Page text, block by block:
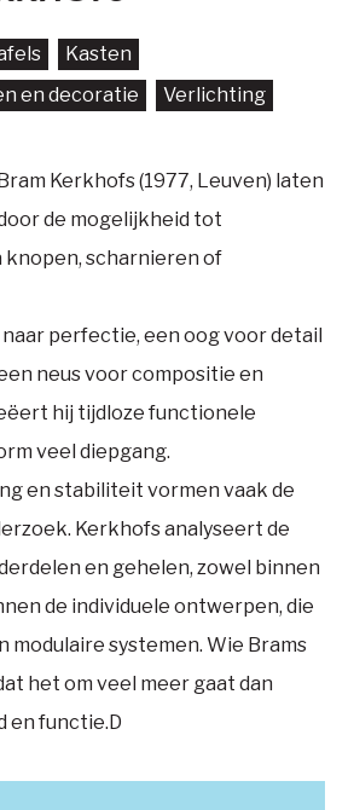
Kasten
en decoratie
Verlichting
Kerkhofs (1977, Leuven) laten
de mogelijkheid tot
scharnieren of
perfectie, een oog voor detail
neus voor compositie en
hij tijdloze functionele
veel diepgang.
en stabiliteit vormen vaak de
Kerkhofs analyseert de
en gehelen, zowel binnen
de individuele ontwerpen, die
modulaire systemen. Wie Brams
het om veel meer gaat dan
en functie.D